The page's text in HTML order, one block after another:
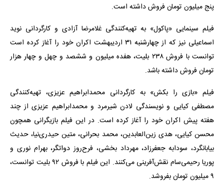
پنج میلیون تومان فروش داشته است.
فیلم سینمایی «پاکول» به تهیه‌کنندگی غلامرضا آزادی و کارگردانی نوید
اسماعیلی نیز که از چهارشنبه ۳۱ اردیبهشت اکران خود را آغاز کرده است
توانست با فروش ۲۳۸ بلیت، هفده میلیون و ششصد و چهل و چهار هزار
تومان فروش داشته باشد.
فیلم «بازی را بکش» به کارگردانی محمدابراهیم عزیزی، تهیه‌کنندگی
مصطفی کیایی و نویسندگی لادن شیرمرد و محمدابراهیم عزیزی از چند
هفته پیش اکران خود را آغاز کرده است. در این فیلم بازیگرانی همچون
محسن کیایی، هدی زین‌العابدین، محمد بحرانی، متین حیدری‌نیا، حدیث
بیابانگرد، سودابه جعفرزاد، مهرداد بخشی، فرح‌روز دواتگر، بهرام نوری و
پوریا رحیمی‌سام نقش‌آفرینی می‌کنند. این فیلم با فروش ۹۲ بلیت توانست،
۹ میلیون تومان بفروشد.